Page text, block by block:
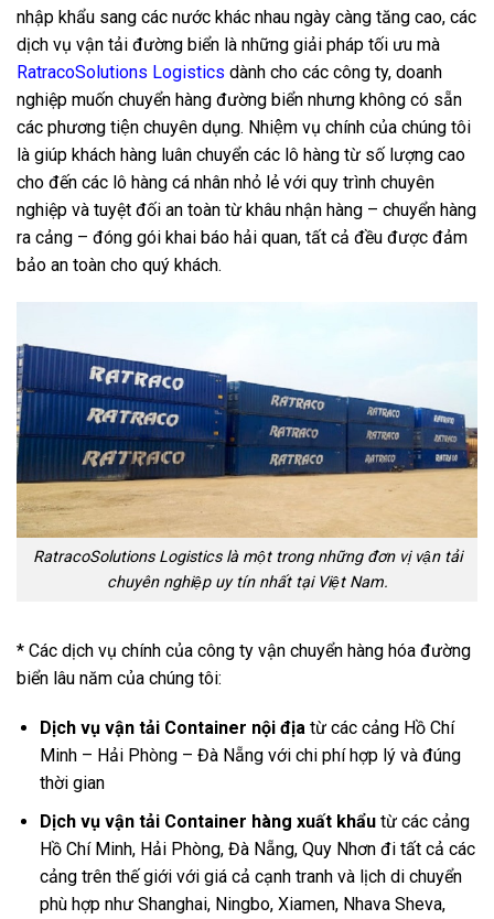
nhập khẩu sang các nước khác nhau ngày càng tăng cao, các
dịch vụ vận tải đường biển là những giải pháp tối ưu mà
RatracoSolutions Logistics dành cho các công ty, doanh
nghiệp muốn chuyển hàng đường biển nhưng không có sẵn
các phương tiện chuyên dụng. Nhiệm vụ chính của chúng tôi
là giúp khách hàng luân chuyển các lô hàng từ số lượng cao
cho đến các lô hàng cá nhân nhỏ lẻ với quy trình chuyên
nghiệp và tuyệt đối an toàn từ khâu nhận hàng – chuyển hàng
ra cảng – đóng gói khai báo hải quan, tất cả đều được đảm
bảo an toàn cho quý khách.
RatracoSolutions Logistics là một trong những đơn vị vận tải
chuyên nghiệp uy tín nhất tại Việt Nam.
* Các dịch vụ chính của công ty vận chuyển hàng hóa đường
biển lâu năm của chúng tôi:
Dịch vụ vận tải Container nội địatừ các cảng Hồ Chí
Minh – Hải Phòng – Đà Nẵng với chi phí hợp lý và đúng
thời gian
Dịch vụ vận tải Container hàng xuất khẩutừ các cảng
Hồ Chí Minh, Hải Phòng, Đà Nẵng, Quy Nhơn đi tất cả các
cảng trên thế giới với giá cả cạnh tranh và lịch di chuyển
phù hợp như Shanghai, Ningbo, Xiamen, Nhava Sheva,